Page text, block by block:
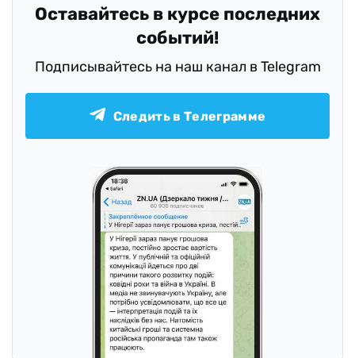
Оставайтесь в курсе последних
событий!
Подписывайтесь на наш канал в Telegram
Следить в Телеграмме